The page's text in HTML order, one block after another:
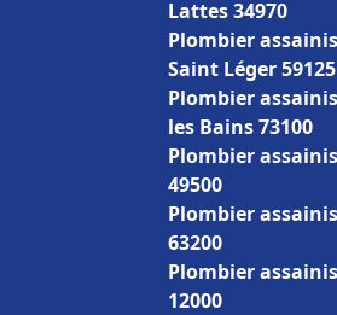
Lattes 34970
Plombier
Saint Léger 59125
Plombier
les Bains 73100
Plombier
49500
Plombier
63200
Plombier
12000